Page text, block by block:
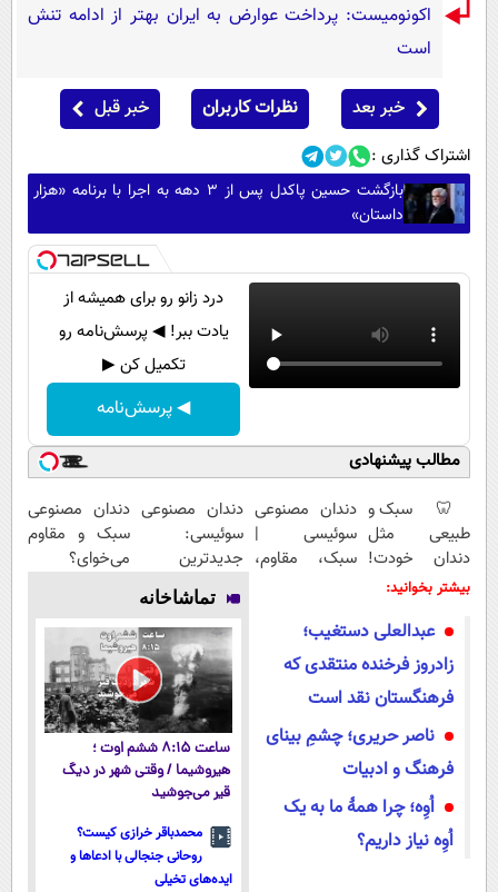
اکونومیست: پرداخت عوارض به ایران بهتر از ادامه تنش
است
خبر بعد نظرات کاربران خبر قبل
اشتراک گذاری :
بازگشت حسین پاکدل پس از ۳ دهه به اجرا با برنامه «هزار
داستان»
درد زانو رو برای همیشه از
یادت ببر! ◀ پرسش‌نامه رو
تکمیل کن ▶
◀ پرسش‌نامه
مطالب پیشنهادی
🦷 سبک و
طبیعی مثل
دندان خودت!
نصب آسان و
اقساطی 💳 📍
تهران
دندان مصنوعی
سوئیسی |
سبک، مقاوم،
اقساطی😍
دندان مصنوعی
سوئیسی:
جدیدترین
فناوری اروپا،
سبک و مقاوم |
پرداخت قسطی
دندان مصنوعی
سبک و مقاوم
می‌خوای؟
داریم!😍 | 📍
تهران
بیشتر بخوانید:
عبدالعلی دستغیب؛
زادروز فرخنده منتقدی که
فرهنگستان نقد است
ناصر حریری؛ چشمِ بینای
فرهنگ و ادبیات
اُوِه؛ چرا همۀ ما به یک
اُوِه نیاز داریم؟
تماشاخانه
ساعت ۸:۱۵ ششم اوت ؛
هیروشیما / وقتی شهر در دیگ
قیر می‌جوشید
محمدباقر خرازی کیست؟
روحانی جنجالی با ادعاها و
ایده‌های تخیلی